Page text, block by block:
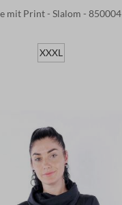
mit Print - Slalom - 850004
XXXL